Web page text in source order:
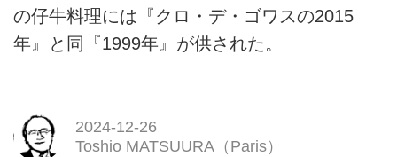
の仔牛料理には『クロ・デ・ゴワスの2015
年』と同『1999年』が供された。
2024-12-26
Toshio MATSUURA（Paris）